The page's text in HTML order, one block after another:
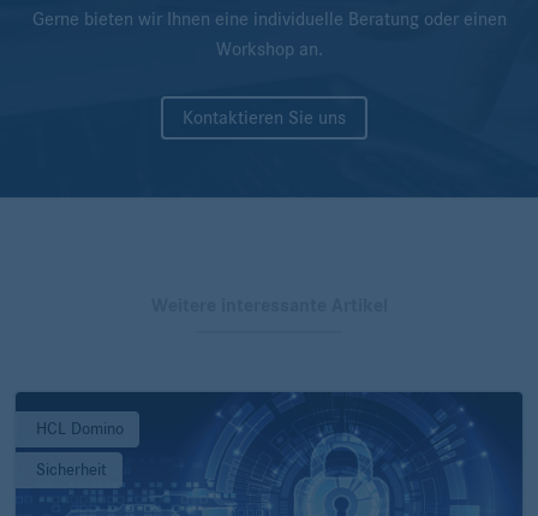
Gerne bieten wir Ihnen eine individuelle Beratung oder einen
Workshop an.
Kontaktieren Sie uns
HCL Domino
Sicherheit